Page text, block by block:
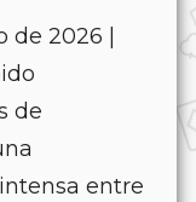
2026 |
de
entre